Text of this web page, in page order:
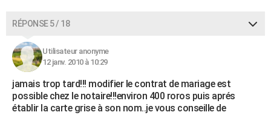
RÉPONSE 5 / 18
Utilisateur anonyme
12 janv. 2010 à 10:29
jamais trop tard!!! modifier le contrat de mariage est
possible chez le notaire!!!environ 400 roros puis aprés
établir la carte grise à son nom..je vous conseille de